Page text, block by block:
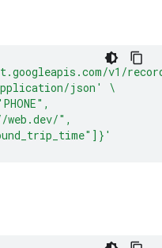
v1/
json'
\
web.dev/",